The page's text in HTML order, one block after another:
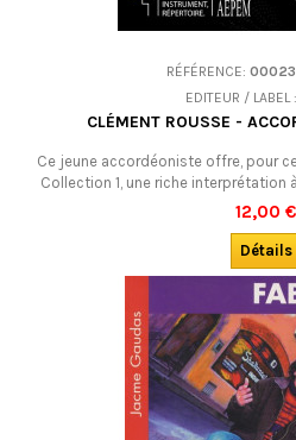
RÉFÉRENCE:
EDITEUR / LABEL :
CLÉMENT ROUSSE -
Ce jeune accordéoniste offre, pour
Collection 1, une riche interprétation
musiques traditionnelles de
cadencées, colorées, généreuses,
Magnifique
12,00 €
Détails